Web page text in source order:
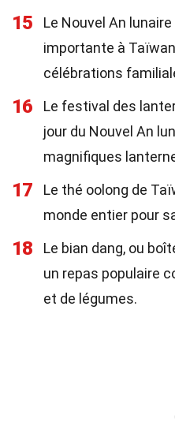
15
Le Nouvel An
importante à
célébrations
16
Le festival des
jour du Nouvel An
magnifiques
17
Le thé oolong de
monde entier pour
18
Le bian dang, ou
un repas populaire
et de légumes.